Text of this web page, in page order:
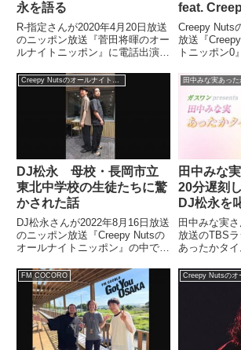
永を語る
R-指定さんが2020年4月20日放送
のニッポン放送『菅田将暉のオー
ルナイトニッポン』に電話出演。
況をしたり、突如Instagramを開
始したDJ松永さんについて話し
ていました。（菅田将暉）あ、R
feat.
Creepy Nuts
放送『
トニッポン0
Creepy Nuts
た。さらに
@sanabagun
DJ松永 母校・長岡市立
東北中学校の生徒たちに驚
かされた話
DJ松永さんが2022年8月16日放送
のニッポン放送『Creepy Nutsの
オールナイトニッポン』の中でと
校を訪れ、生徒40人と対面した
際の模様を紹介。その生徒たちに
大いに驚かされたことを紹介して
いました。
田中みな実あった
田中みな
20分遅刻
DJ松永を
田中みな実
放送のTBS
あったかタイ
20分遅刻し
ヘラしてい
FM COCORO